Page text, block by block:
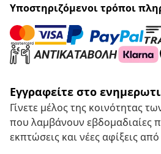
Υποστηριζόμενοι τρόποι
Εγγραφείτε στο
Γίνετε μέλος της κοινότητας
που λαμβάνουν εβδομαδιαίες
εκπτώσεις και νέες αφίξεις